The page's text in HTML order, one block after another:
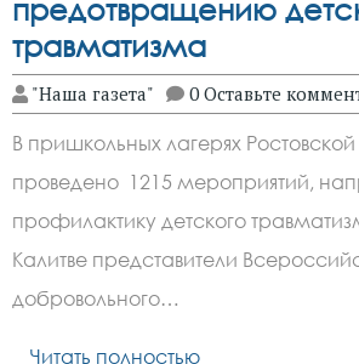
предотвращению
травматизма
"Наша газета" 0 Оставьте
В пришкольных лагерях
проведено 1215 мероприятий,
профилактику детского
Калитве представители
добровольного…
Читать полностью